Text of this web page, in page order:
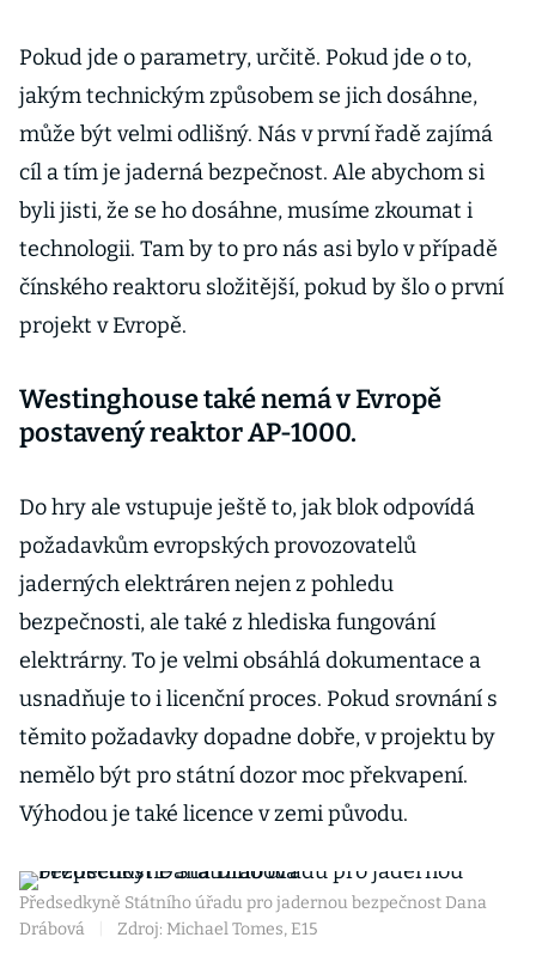
Pokud jde o parametry, určitě. Pokud jde o to,
jakým technickým způsobem se jich dosáhne,
může být velmi odlišný. Nás v první řadě zajímá
cíl a tím je jaderná bezpečnost. Ale abychom si
byli jisti, že se ho dosáhne, musíme zkoumat i
technologii. Tam by to pro nás asi bylo v případě
čínského reaktoru složitější, pokud by šlo o první
projekt v Evropě.
Westinghouse také nemá v Evropě
postavený reaktor AP-1000.
Do hry ale vstupuje ještě to, jak blok odpovídá
požadavkům evropských provozovatelů
jaderných elektráren nejen z pohledu
bezpečnosti, ale také z hlediska fungování
elektrárny. To je velmi obsáhlá dokumentace a
usnadňuje to i licenční proces. Pokud srovnání s
těmito požadavky dopadne dobře, v projektu by
nemělo být pro státní dozor moc překvapení.
Výhodou je také licence v zemi původu.
Předsedkyně Státního úřadu pro jadernou bezpečnost Dana
Drábová
Zdroj: Michael Tomes, E15